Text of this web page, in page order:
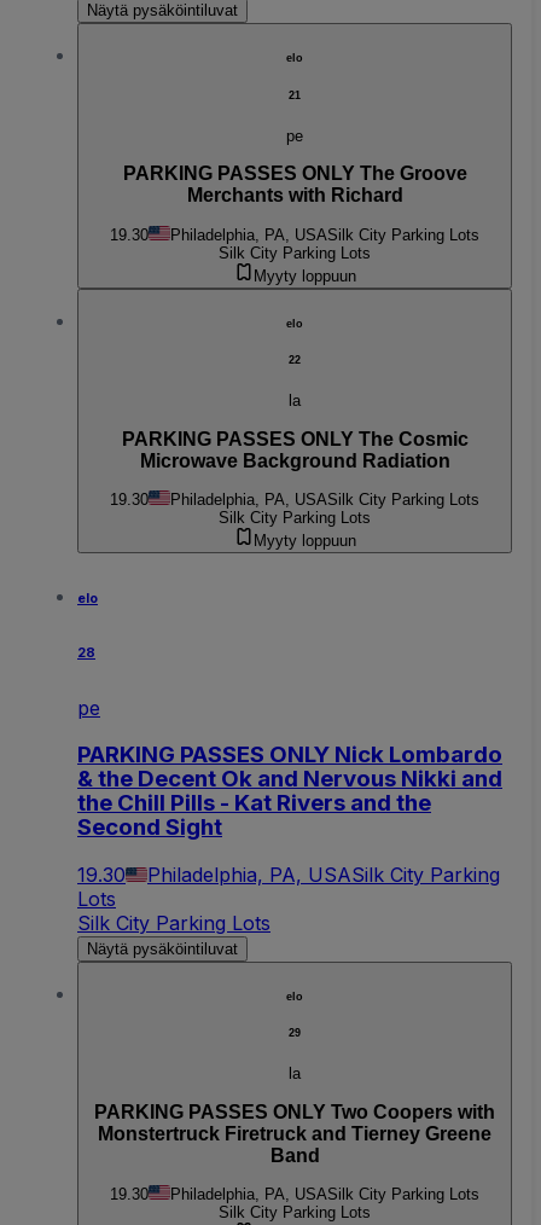
Näytä pysäköintiluvat
elo
21
pe
PARKING PASSES ONLY The Groove
Merchants with Richard
19.30 Philadelphia, PA, USASilk City Parking Lots
Silk City Parking Lots
Myyty loppuun
elo
22
la
PARKING PASSES ONLY The Cosmic
Microwave Background Radiation
19.30 Philadelphia, PA, USASilk City Parking Lots
Silk City Parking Lots
Myyty loppuun
elo
28
pe
PARKING PASSES ONLY Nick Lombardo
& the Decent Ok and Nervous Nikki and
the Chill Pills - Kat Rivers and the
Second Sight
19.30 Philadelphia, PA, USASilk City Parking
Lots
Silk City Parking Lots
Näytä pysäköintiluvat
elo
29
la
PARKING PASSES ONLY Two Coopers with
Monstertruck Firetruck and Tierney Greene
Band
19.30 Philadelphia, PA, USASilk City Parking Lots
Silk City Parking Lots